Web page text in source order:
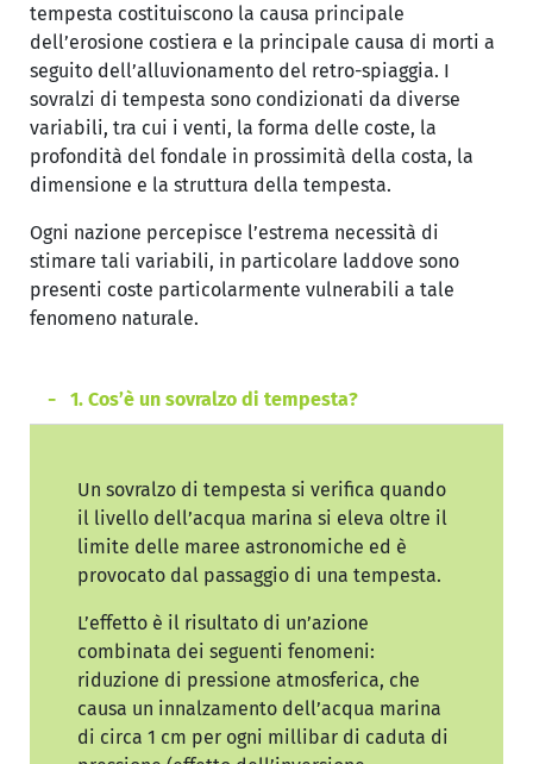
tempesta costituiscono la causa principale
dell’erosione costiera e la principale causa di morti a
seguito dell’alluvionamento del retro-spiaggia. I
sovralzi di tempesta sono condizionati da diverse
variabili, tra cui i venti, la forma delle coste, la
profondità del fondale in prossimità della costa, la
dimensione e la struttura della tempesta.
Ogni nazione percepisce l’estrema necessità di
stimare tali variabili, in particolare laddove sono
presenti coste particolarmente vulnerabili a tale
fenomeno naturale.
1. Cos’è un sovralzo di tempesta?
Un sovralzo di tempesta si verifica quando
il livello dell’acqua marina si eleva oltre il
limite delle maree astronomiche ed è
provocato dal passaggio di una tempesta.
L’effetto è il risultato di un’azione
combinata dei seguenti fenomeni:
riduzione di pressione atmosferica, che
causa un innalzamento dell’acqua marina
di circa 1 cm per ogni millibar di caduta di